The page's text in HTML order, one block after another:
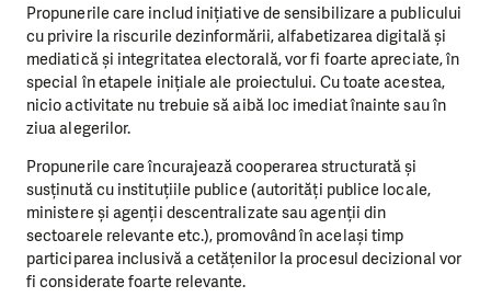
Propunerile care includ inițiative de sensibilizare a publicului
cu privire la riscurile dezinformării, alfabetizarea digitală și
mediatică și integritatea electorală, vor fi foarte apreciate, în
special în etapele inițiale ale proiectului. Cu toate acestea,
nicio activitate nu trebuie să aibă loc imediat înainte sau în
ziua alegerilor.
Propunerile care încurajează cooperarea structurată și
susținută cu instituțiile publice (autorități publice locale,
ministere și agenții descentralizate sau agenții din
sectoarele relevante etc.), promovând în același timp
participarea inclusivă a cetățenilor la procesul decizional vor
fi considerate foarte relevante.